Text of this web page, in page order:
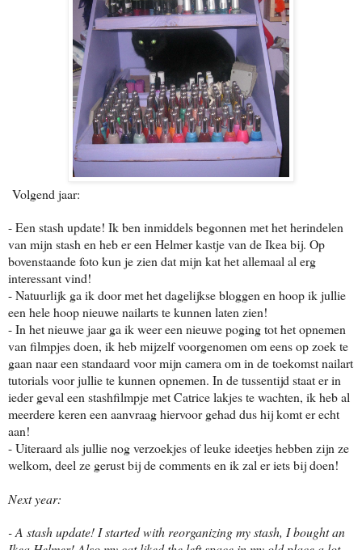
Volgend jaar:
- Een stash update! Ik ben inmiddels begonnen met het herindelen
van mijn stash en heb er een Helmer kastje van de Ikea bij. Op
bovenstaande foto kun je zien dat mijn kat het allemaal al erg
interessant vind!
- Natuurlijk ga ik door met het dagelijkse bloggen en hoop ik jullie
een hele hoop nieuwe nailarts te kunnen laten zien!
- In het nieuwe jaar ga ik weer een nieuwe poging tot het opnemen
van filmpjes doen, ik heb mijzelf voorgenomen om eens op zoek te
gaan naar een standaard voor mijn camera om in de toekomst nailart
tutorials voor jullie te kunnen opnemen. In de tussentijd staat er in
ieder geval een stashfilmpje met Catrice lakjes te wachten, ik heb al
meerdere keren een aanvraag hiervoor gehad dus hij komt er echt
aan!
- Uiteraard als jullie nog verzoekjes of leuke ideetjes hebben zijn ze
welkom, deel ze gerust bij de comments en ik zal er iets bij doen!
Next year:
- A stash update! I started with reorganizing my stash, I bought an